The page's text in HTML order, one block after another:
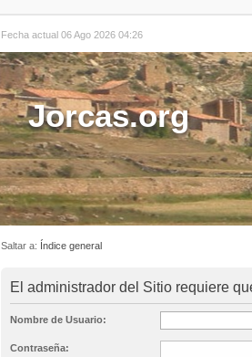
Fecha actual 06 Ago 2026 04:26
Jorcas.org
Saltar a: Índice general
El administrador del Sitio requiere
Nombre de Usuario:
Contraseña: